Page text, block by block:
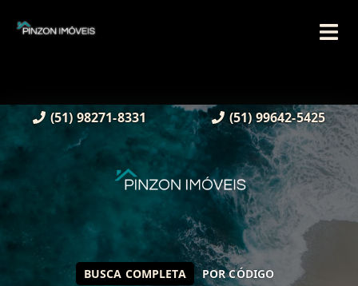
(51) 98271-8331 (51) 99642-5425
BUSCA COMPLETA POR CÓDIGO